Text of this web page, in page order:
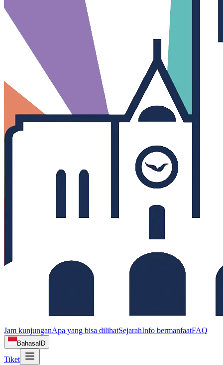
Jam kunjunganApa yang bisa dilihatSejarahInfo bermanfaatFAQ
BahasaID
Tiket